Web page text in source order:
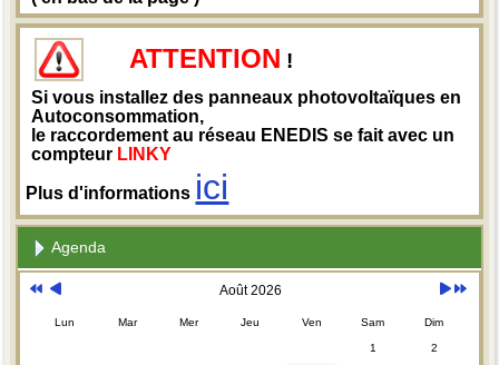
ATTENTION !
Si vous installez des panneaux photovoltaïques en
Autoconsommation,
le raccordement au réseau ENEDIS se fait avec un
compteur LINKY
Plus d'informations ici
Agenda
Août 2026
Lun Mar Mer Jeu Ven Sam Dim
1 2